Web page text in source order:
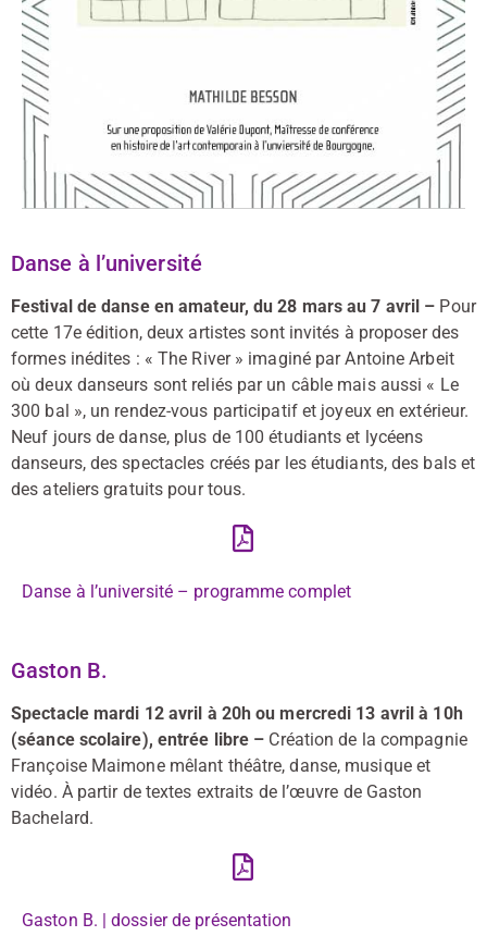
Danse à l’université
Festival de danse en amateur, du 28 mars au 7 avril – Pour
cette 17e édition, deux artistes sont invités à proposer des
formes inédites : « The River » imaginé par Antoine Arbeit
où deux danseurs sont reliés par un câble mais aussi « Le
300 bal », un rendez-vous participatif et joyeux en extérieur.
Neuf jours de danse, plus de 100 étudiants et lycéens
danseurs, des spectacles créés par les étudiants, des bals et
des ateliers gratuits pour tous.
Danse à l’université – programme complet
Gaston B.
Spectacle mardi 12 avril à 20h ou mercredi 13 avril à 10h
(séance scolaire), entrée libre – Création de la compagnie
Françoise Maimone mêlant théâtre, danse, musique et
vidéo. À partir de textes extraits de l’œuvre de Gaston
Bachelard.
Gaston B. | dossier de présentation